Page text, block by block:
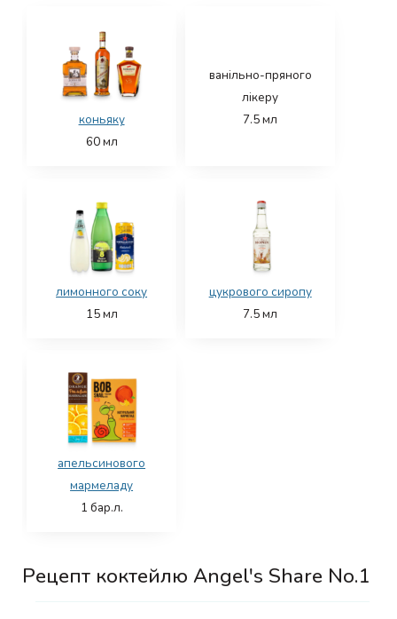
коньяку
60мл
ванільно-пряного
лікеру
7.5мл
лимонного соку
15мл
цукрового сиропу
7.5мл
апельсинового
мармеладу
1 бар.л.
Рецепт коктейлю Angel's Share No.1